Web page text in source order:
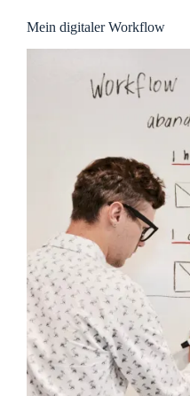
Mein digitaler Workflow